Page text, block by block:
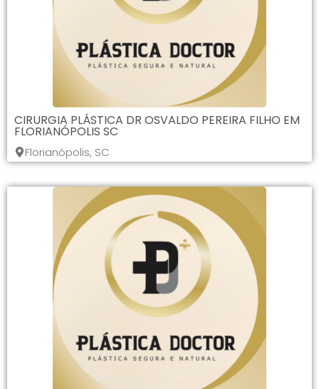
CIRURGIA PLÁSTICA DR OSVALDO PEREIRA FILHO EM
FLORIANÓPOLIS SC
Florianópolis, SC